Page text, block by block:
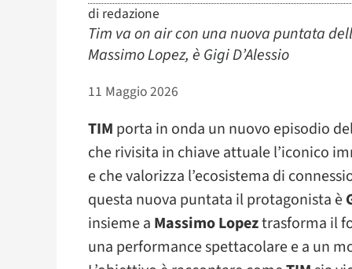
di redazione
Tim va on air con una nuova puntata
Massimo Lopez, è Gigi D’Alessio
11 Maggio 2026
TIM porta in onda un nuovo episodio
che rivisita in chiave attuale l’iconico
e che valorizza l’ecosistema di
questa nuova puntata il protagonista è
insieme a Massimo Lopeztrasforma il
una performance spettacolare e a un